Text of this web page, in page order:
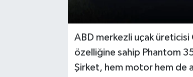
ABD merkezli uçak
özelliğine sahip Phantom
Şirket, hem motor hem de